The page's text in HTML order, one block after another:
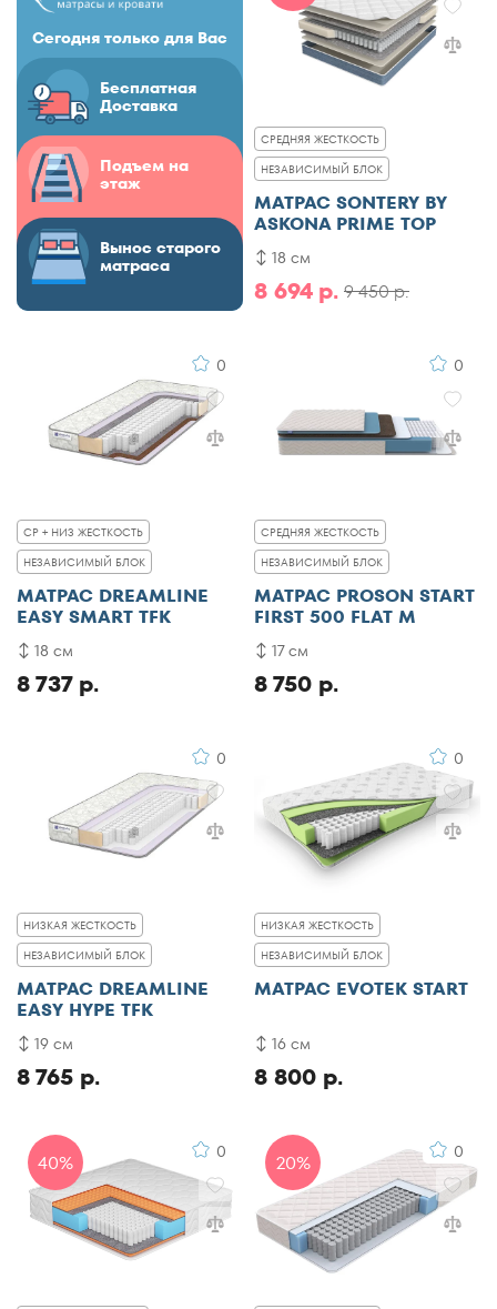
Сегодня только для Вас
Бесплатная
Доставка
Подъем на
этаж
Вынос старого
матраса
СРЕДНЯЯ ЖЕСТКОСТЬ
НЕЗАВИСИМЫЙ БЛОК
МАТРАС SONTERY BY
ASKONA PRIME TOP
9 450 р.
8 694 р.
18 см
0
СР + НИЗ ЖЕСТКОСТЬ
НЕЗАВИСИМЫЙ БЛОК
МАТРАС DREAMLINE
EASY SMART TFK
8 737 р.
18 см
0
СРЕДНЯЯ ЖЕСТКОСТЬ
НЕЗАВИСИМЫЙ БЛОК
МАТРАС PROSON START
FIRST 500 FLAT M
8 750 р.
17 см
0
НИЗКАЯ ЖЕСТКОСТЬ
НЕЗАВИСИМЫЙ БЛОК
МАТРАС DREAMLINE
EASY HYPE TFK
8 765 р.
19 см
0
НИЗКАЯ ЖЕСТКОСТЬ
НЕЗАВИСИМЫЙ БЛОК
МАТРАС EVOTEK START
8 800 р.
16 см
40% 0 20% 0